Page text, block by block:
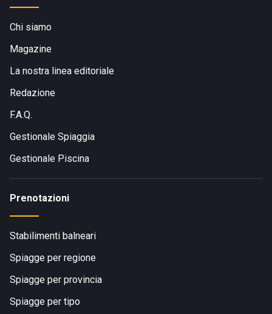
Chi siamo
Magazine
La nostra linea editoriale
Redazione
F.A.Q.
Gestionale Spiaggia
Gestionale Piscina
Prenotazioni
Stabilimenti balneari
Spiagge per regione
Spiagge per provincia
Spiagge per tipo